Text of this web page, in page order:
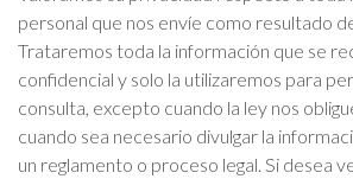
personal que nos envíe como resultado
Trataremos toda la información que se
confidencial y solo la utilizaremos para
consulta, excepto cuando la ley nos
cuando sea necesario divulgar la
un reglamento o proceso legal. Si desea